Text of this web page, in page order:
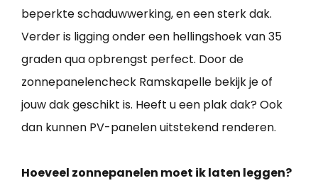
beperkte schaduwwerking, en een sterk dak.
Verder is ligging onder een hellingshoek van 35
graden qua opbrengst perfect. Door de
zonnepanelencheck Ramskapelle bekijk je of
jouw dak geschikt is. Heeft u een plak dak? Ook
dan kunnen PV-panelen uitstekend renderen.
Hoeveel zonnepanelen moet ik laten leggen?